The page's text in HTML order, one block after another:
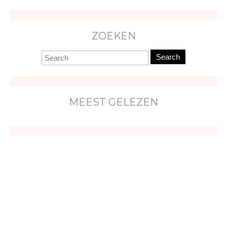
ZOEKEN
Search
MEEST GELEZEN